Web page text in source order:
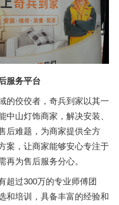
服务平台
的佼佼者，奇兵到家以其一
中山灯饰商家，解决安装、
后难题，为商家提供全方
案，让商家能够安心专注于
再为售后服务分心。
超过300万的专业师傅团
和培训，具备丰富的经验和